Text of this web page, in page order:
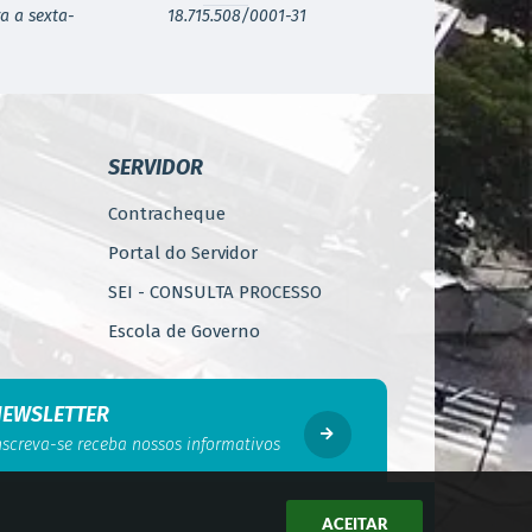
ACEITAR
a sexta- 18.715.508/0001-31
SERVIDOR
Contracheque
Portal do Servidor
SEI - CONSULTA PROCESSO
Escola de Governo
WebMail
Código de Ética do Servidor
Público
Perícia Médica
Gerência de Segurança do
se receba nossos informativos